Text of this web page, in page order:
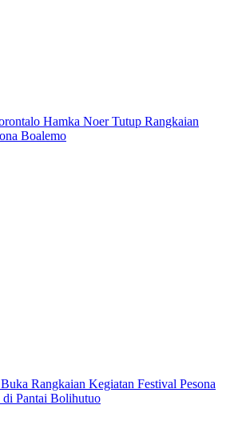
Hamka Noer Tutup Rangkaian
Boalemo
Rangkaian Kegiatan Festival Pesona
Pantai Bolihutuo